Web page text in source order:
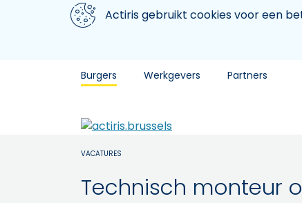
Aller au contenu principal
We gebruiken cookiesActiris gebruikt cookies voor een
Burgers Werkgevers Partners
VACATURES
Technisch monteur